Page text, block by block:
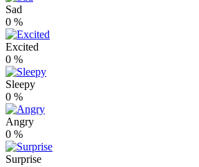
Sad
0 %
Excited
0 %
Sleepy
0 %
Angry
0 %
Surprise